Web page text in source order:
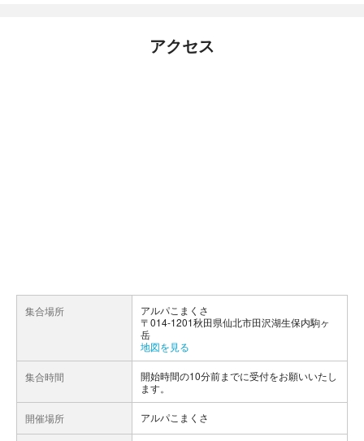
アクセス
集合場所
アルパこまくさ
〒014-1201秋田県仙北市田沢湖生保内駒ヶ
岳
地図を見る
集合時間
開始時間の10分前までに受付をお願いいたし
ます。
開催場所 アルパこまくさ